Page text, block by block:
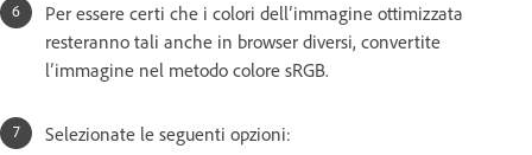
Per essere certi che i colori dell’immagine ottimizzata
resteranno tali anche in browser diversi, convertite
l’immagine nel metodo colore sRGB.
Selezionate le seguenti opzioni: